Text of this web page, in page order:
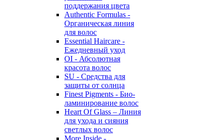
поддержания цвета
Authentic Formulas -
Органическая линия
для волос
Essential Haircare -
Eжедневный уход
OI - Абсолютная
красота волос
SU - Средства для
защиты от солнца
Finest Pigments - Био-
ламинирование волос
Heart Of Glass – Линия
для ухода и сияния
светлых волос
More Inside -